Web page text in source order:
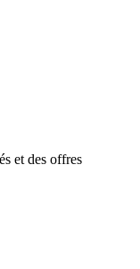
et des offres